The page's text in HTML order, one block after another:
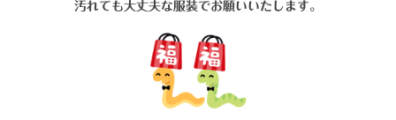
汚れても大丈夫な服装でお願いいたします。